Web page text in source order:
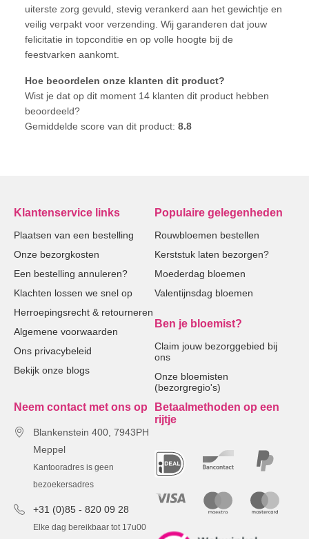
uiterste zorg gevuld, stevig verankerd aan het gewichtje en
veilig verpakt voor verzending. Wij garanderen dat jouw
felicitatie in topconditie en op volle hoogte bij de
feestvarken aankomt.
Hoe beoordelen onze klanten dit product?
Wist je dat op dit moment 14 klanten dit product hebben
beoordeeld?
Gemiddelde score van dit product:8.8
Klantenservice links
Plaatsen van een bestelling
Onze bezorgkosten
Een bestelling annuleren?
Klachten lossen we snel op
Herroepingsrecht & retourneren
Algemene voorwaarden
Ons privacybeleid
Bekijk onze blogs
Populaire gelegenheden
Rouwbloemen bestellen
Kerststuk laten bezorgen?
Moederdag bloemen
Valentijnsdag bloemen
Ben je bloemist?
Claim jouw bezorggebied bij
ons
Onze bloemisten
(bezorgregio's)
Neem contact met ons op
Blankenstein 400, 7943PH
Meppel
Kantooradres is geen
bezoekersadres
+31 (0)85 - 820 09 28
Elke dag bereikbaar tot 17u00
Betaalmethoden op een
rijtje